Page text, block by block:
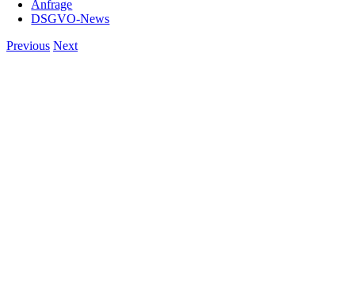
Anfrage
DSGVO-News
Previous Next